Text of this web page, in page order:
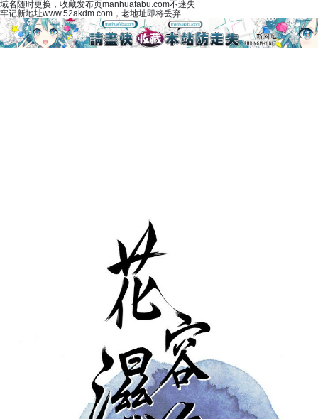
域名随时更换，收藏发布页manhuafabu.com不迷失
牢记新地址www.52akdm.com，老地址即将丢弃